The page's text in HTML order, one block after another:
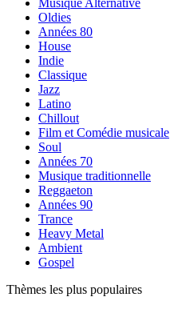
Musique Alternative
Oldies
Années 80
House
Indie
Classique
Jazz
Latino
Chillout
Film et Comédie musicale
Soul
Années 70
Musique traditionnelle
Reggaeton
Années 90
Trance
Heavy Metal
Ambient
Gospel
Thèmes les plus populaires